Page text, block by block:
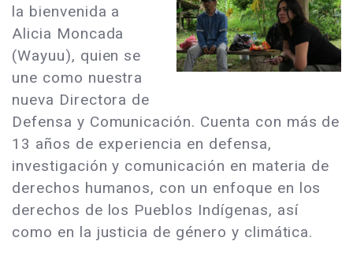
la bienvenida a
Alicia Moncada
(Wayuu), quien se
une como nuestra
nueva Directora de
Defensa y Comunicación. Cuenta con más de
13 años de experiencia en defensa,
investigación y comunicación en materia de
derechos humanos, con un enfoque en los
derechos de los Pueblos Indígenas, así
como en la justicia de género y climática.